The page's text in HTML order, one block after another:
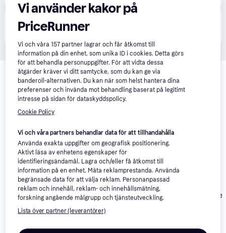
Produkten finns även hos
samarbeta med PriceRunner.
Relaterade produkter
Vi har plockat fram ett urval av produkter som kanske skulle
intressera dig. Visa alla
Samsung Odyssey G8
G81SF 27"
6 990 kr
Samsung
Odyssey G8
G81SF 32"
4.6
8 538 kr
Dell Alienware
Vi använder kakor på
PriceRunner
Vi och våra157 partner lagrar och får åtkomst till
information på din enhet, som unika ID i cookies. Detta görs
för att behandla personuppgifter. För att vidta dessa
åtgärder kräver vi ditt samtycke, som du kan ge via
banderoll-alternativen. Du kan när som helst hantera dina
preferenser och invända mot behandling baserat på legitimt
intresse på sidan för dataskyddspolicy.
Cookie Policy
Vi och våra partners behandlar data för att tillhandahålla
Använda exakta uppgifter om geografisk positionering.
Aktivt läsa av enhetens egenskaper för
identifieringsändamål. Lagra och/eller få åtkomst till
information på en enhet. Mäta reklamprestanda. Använda
begränsade data för att välja reklam. Personanpassad
reklam och innehåll, reklam- och innehållsmätning,
forskning angående målgrupp och tjänsteutveckling.
Lista över partner (leverantörer)